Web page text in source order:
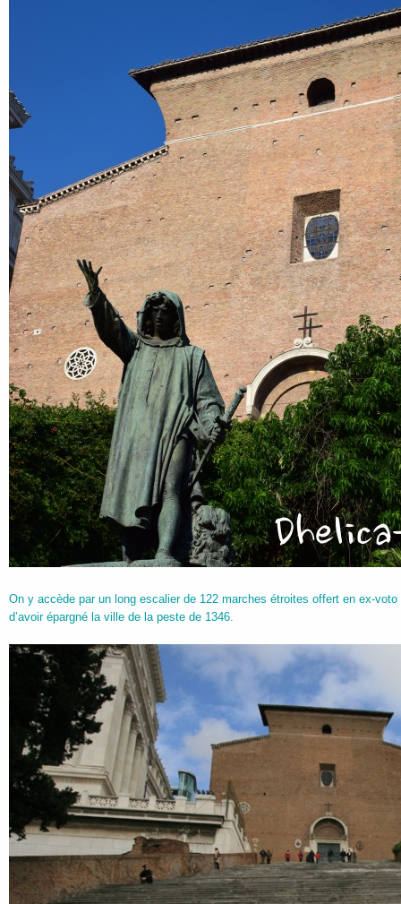
On y accède par un long escalier de 122 marches étroites offert en ex-
d’avoir épargné la ville de la peste de 1346.